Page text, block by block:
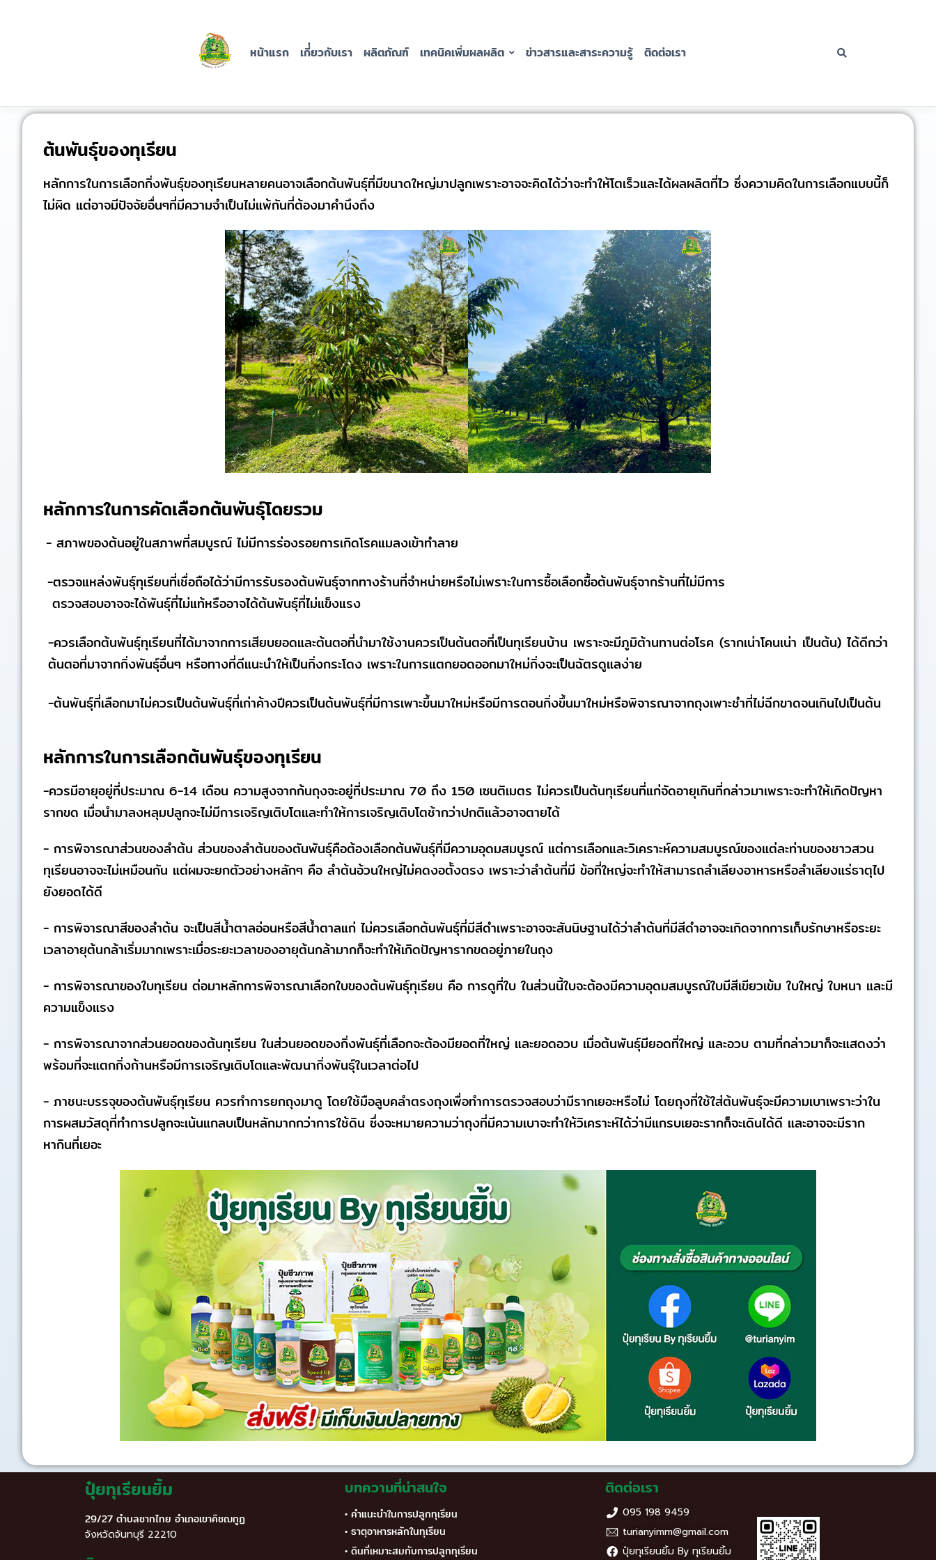
หน้าแรก เกี่่ยวกับเรา ผลิตภัณฑ์ เทคนิคเพิ่มผลผลิต ข่าวสารและสาระความรู้ ติดต่อเรา
ต้นพันธุ์ของทุเรียน
หลักการในการเลือกกิ่งพันธุ์ของทุเรียนหลายคนอาจเลือกต้นพันธุ์ที่มีขนาดใหญ่มาปลูกเพราะอาจจะคิดได้ว่าจะทำให้โตเร็วและได้ผลผลิตที่ไว ซึ่งความคิดในการเลือกแบบนี้ก็
ไม่ผิด แต่อาจมีปัจจัยอื่นๆที่มีความจำเป็นไม่แพ้กันที่ต้องมาคำนึงถึง
หลักการในการคัดเลือกต้นพันธุ์โดยรวม
- สภาพของต้นอยู่ในสภาพที่สมบูรณ์ ไม่มีการร่องรอยการเกิดโรคแมลงเข้าทำลาย
-ตรวจแหล่งพันธุ์ทุเรียนที่เชื่อถือได้ว่ามีการรับรองต้นพันธุ์จากทางร้านที่จำหน่ายหรือไม่เพราะในการซื้อเลือกซื้อต้นพันธุ์จากร้านที่ไม่มีการ
ตรวจสอบอาจจะได้พันธุ์ที่ไม่แท้หรืออาจได้ต้นพันธุ์ที่ไม่แข็งแรง
-ควรเลือกต้นพันธุ์ทุเรียนที่ได้มาจากการเสียบยอดและต้นตอที่นำมาใช้งานควรเป็นต้นตอที่เป็นทุเรียนบ้าน เพราะจะมีภูมิต้านทานต่อโรค (รากเน่าโคนเน่า เป็นต้น) ได้ดีกว่า
ต้นตอที่มาจากกิ่งพันธุ์อื่นๆ หรือทางที่ดีแนะนำให้เป็นกิ่งกระโดง เพราะในการแตกยอดออกมาใหม่กิ่งจะเป็นฉัตรดูแลง่าย
-ต้นพันธุ์ที่เลือกมาไม่ควรเป็นต้นพันธุ์ที่เก่าค้างปีควรเป็นต้นพันธุ์ที่มีการเพาะขึ้นมาใหม่หรือมีการตอนกิ่งขึ้นมาใหม่หรือพิจารณาจากถุงเพาะชำที่ไม่ฉีกขาดจนเกินไปเป็นต้น
หลักการในการเลือกต้นพันธุ์ของทุเรียน
-ควรมีอายุอยู่ที่ประมาณ 6-14 เดือน ความสูงจากก้นถุงจะอยู่ที่ประมาณ 70 ถึง 150 เซนติเมตร ไม่ควรเป็นต้นทุเรียนที่แก่จัดอายุเกินที่กล่าวมาเพราะจะทำให้เกิดปัญหา
รากขด เมื่อนำมาลงหลุมปลูกจะไม่มีการเจริญเติบโตและทำให้การเจริญเติบโตช้ากว่าปกติแล้วอาจตายได้
- การพิจารณาส่วนของลำต้น ส่วนของลำต้นของตันพันธุ์คือต้องเลือกต้นพันธุ์ที่มีความอุดมสมบูรณ์ แต่การเลือกและวิเคราะห์ความสมบูรณ์ของแต่ละท่านของชาวสวน
ทุเรียนอาจจะไม่เหมือนกัน แต่ผมจะยกตัวอย่างหลักๆ คือ ลำต้นอ้วนใหญ่ไม่คดงอตั้งตรง เพราะว่าลำต้นที่มี ข้อที่ใหญ่จะทำให้สามารถลำเลียงอาหารหรือลำเลียงแร่ธาตุไป
ยังยอดได้ดี
- การพิจารณาสีของลำต้น จะเป็นสีน้ำตาลอ่อนหรือสีน้ำตาลแก่ ไม่ควรเลือกต้นพันธุ์ที่มีสีดำเพราะอาจจะสันนิษฐานได้ว่าลำต้นที่มีสีดำอาจจะเกิดจากการเก็บรักษาหรือระยะ
เวลาอายุต้นกล้าเริ่มมากเพราะเมื่อระยะเวลาของอายุต้นกล้ามากก็จะทำให้เกิดปัญหารากขดอยู่ภายในถุง
- การพิจารณาของใบทุเรียน ต่อมาหลักการพิจารณาเลือกใบของต้นพันธุ์ทุเรียน คือ การดูที่ใบ ในส่วนนี้ใบจะต้องมีความอุดมสมบูรณ์ใบมีสีเขียวเข้ม ใบใหญ่ ใบหนา และมี
ความแข็งแรง
- การพิจารณาจากส่วนยอดของต้นทุเรียน ในส่วนยอดของกิ่งพันธุ์ที่เลือกจะต้องมียอดที่ใหญ่ และยอดอวบ เมื่อต้นพันธุ์มียอดที่ใหญ่ และอวบ ตามที่กล่าวมาก็จะแสดงว่า
พร้อมที่จะแตกกิ่งก้านหรือมีการเจริญเติบโตและพัฒนากิ่งพันธุ์ในเวลาต่อไป
- ภาชนะบรรจุของต้นพันธุ์ทุเรียน ควรทำการยกถุงมาดู โดยใช้มือลูบคลำตรงถุงเพื่อทำการตรวจสอบว่ามีรากเยอะหรือไม่ โดยถุงที่ใช้ใส่ต้นพันธุ์จะมีความเบาเพราะว่าใน
การผสมวัสดุที่ทำการปลูกจะเน้นแกลบเป็นหลักมากกว่าการใช้ดิน ซึ่งจะหมายความว่าถุงที่มีความเบาจะทำให้วิเคราะห์ได้ว่ามีแกรบเยอะรากก็จะเดินได้ดี และอาจจะมีราก
หากินที่เยอะ
ปุ๋ยทุเรียนยิ้ม
29/27 ตำบลชากไทย อำเภอเขาคิชฌกูฏ
จังหวัดจันทบุรี 22210
บทความที่น่าสนใจ
• คำแนะนำในการปลูกทุเรียน
• ธาตุอาหารหลักในทุเรียน
• ดินที่เหมาะสมกับการปลูกทุเรียน
ติดต่อเรา
095 198 9459
turianyimm@gmail.com
ปุ๋ยทุเรียนยิ้ม By ทุเรียนยิ้ม